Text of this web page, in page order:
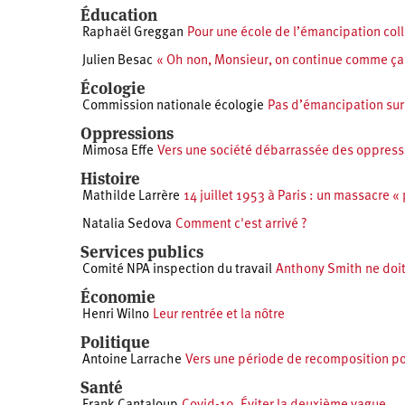
Éducation
Raphaël Greggan Pour une école de l’émancipation
Julien Besac « Oh non, Monsieur, on continue comme ça
Écologie
Commission nationale écologie Pas d’émancipation
Oppressions
Mimosa Effe Vers une société débarrassée des
Histoire
Mathilde Larrère 14 juillet 1953 à Paris : un massacre
Natalia Sedova Comment c'est arrivé ?
Services publics
Comité NPA inspection du travail Anthony Smith ne
Économie
Henri Wilno Leur rentrée et la nôtre
Politique
Antoine Larrache Vers une période de recomposition
Santé